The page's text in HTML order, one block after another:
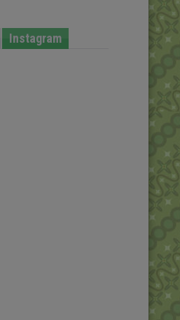
Instagram